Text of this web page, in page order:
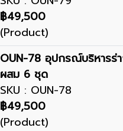
฿49,500
(Product)
OUN-78 อุปกรณ์บริหารร่
ผสม 6 ชุด
SKU : OUN-78
฿49,500
(Product)